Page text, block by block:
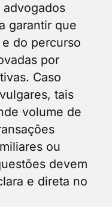
garantir que
do percurso
por
Caso
tais
volume de
ou
devem
e direta no